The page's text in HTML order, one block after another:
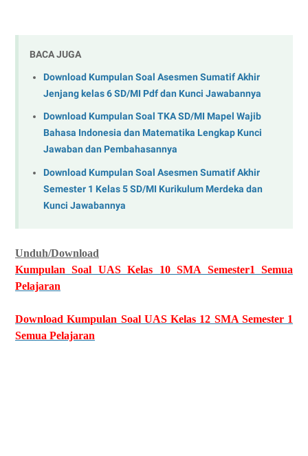
BACA JUGA
Download Kumpulan Soal Asesmen Sumatif Akhir
Jenjang kelas 6 SD/MI Pdf dan Kunci Jawabannya
Download Kumpulan Soal TKA SD/MI Mapel Wajib
Bahasa Indonesia dan Matematika Lengkap Kunci
Jawaban dan Pembahasannya
Download Kumpulan Soal Asesmen Sumatif Akhir
Semester 1 Kelas 5 SD/MI Kurikulum Merdeka dan
Kunci Jawabannya
Unduh/Download
Kumpulan Soal UAS Kelas 10 SMA Semester1 Semua
Pelajaran
Download Kumpulan Soal UAS Kelas 12 SMA Semester 1
Semua Pelajaran